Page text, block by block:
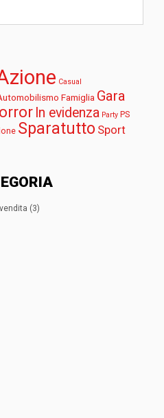
Casual
Famiglia Gara
In evidenza Party PS
Sparatutto Sport
(3)